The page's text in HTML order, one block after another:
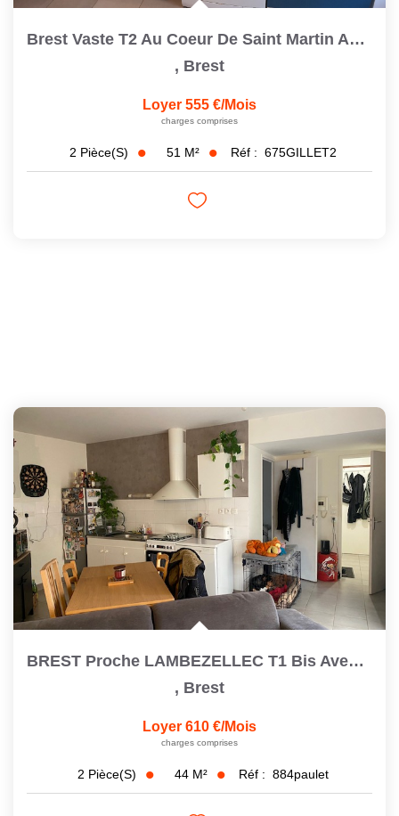
Brest Vaste T2 Au Coeur De Saint Martin Au 2ème Et Dernier...
, Brest
Loyer 555 €/mois
charges comprises
2 Pièce(s) 51 M² Réf : 675GILLET2
BREST Proche LAMBEZELLEC T1 Bis Avec Cour Privative
, Brest
Loyer 610 €/mois
charges comprises
2 Pièce(s) 44 M² Réf : 884paulet